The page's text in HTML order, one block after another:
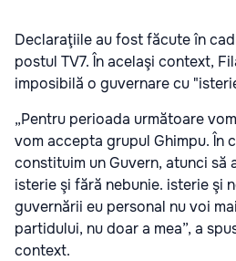
Declaraţiile au fost făcute în
postul TV7. În acelaşi context,
imposibilă o guvernare cu
„Pentru perioada următoare
vom accepta grupul Ghimpu. În
constituim un Guvern, atunci să
isterie şi fără nebunie. isterie şi
guvernării eu personal nu voi
partidului, nu doar a mea”, a
context.